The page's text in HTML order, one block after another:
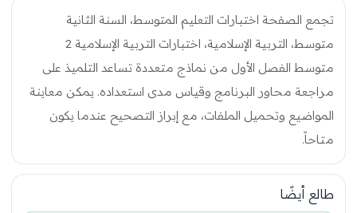
تجمع الصفحة اختبارات التعليم المتوسط، السنة الثانية
متوسط، التربية الإسلامية، اختبارات التربية الإسلامية 2
متوسط الفصل الأول من نماذج متعددة تساعد التلميذ على
مراجعة محاور البرنامج وقياس مدى استعداده. يمكن معاينة
المواضيع وتحميل الملفات، مع إبراز التصحيح عندما يكون
متاحاً.
طالع أيضًا